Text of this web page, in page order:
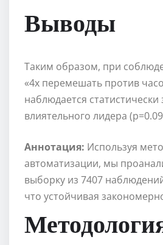
Выводы
Таким образом, при
«4x перемешать против
наблюдается
влиятельного лидера
Аннотация: Используя
автоматизации, мы
выборку из 7407
что устойчивая